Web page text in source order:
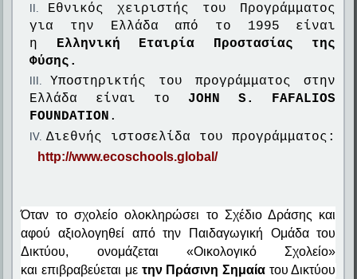
Εθνικός χειριστής του Προγράμματος
για την Ελλάδα από το 1995 είναι
η Ελληνική Εταιρία Προστασίας της
Φύσης.
Υποστηρικτής του προγράμματος στην
Ελλάδα είναι το JOHN S. FAFALIOS
FOUNDATION .
Διεθνής ιστοσελίδα του προγράμματος:
http://www.ecoschools.global/
Όταν το σχολείο ολοκληρώσει το Σχέδιο Δράσης και
αφού αξιολογηθεί από την Παιδαγωγική Ομάδα του
Δικτύου, ονομάζεται «Οικολογικό Σχολείο»
καιεπιβραβεύεται μετην Πράσινη Σημαία του Δικτύου